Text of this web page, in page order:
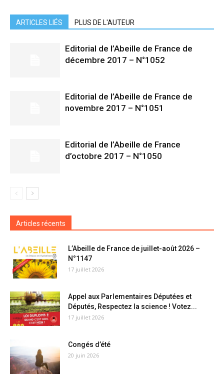
ARTICLES LIÉS PLUS DE L'AUTEUR
Editorial de l’Abeille de France de
décembre 2017 – N°1052
Editorial de l’Abeille de France de
novembre 2017 – N°1051
Editorial de l’Abeille de France
d’octobre 2017 – N°1050
Articles récents
L’Abeille de France de juillet-août 2026 –
N°1147
17 juillet 2026
Appel aux Parlementaires Députées et
Députés, Respectez la science ! Votez...
17 juillet 2026
Congés d’été
20 juin 2026